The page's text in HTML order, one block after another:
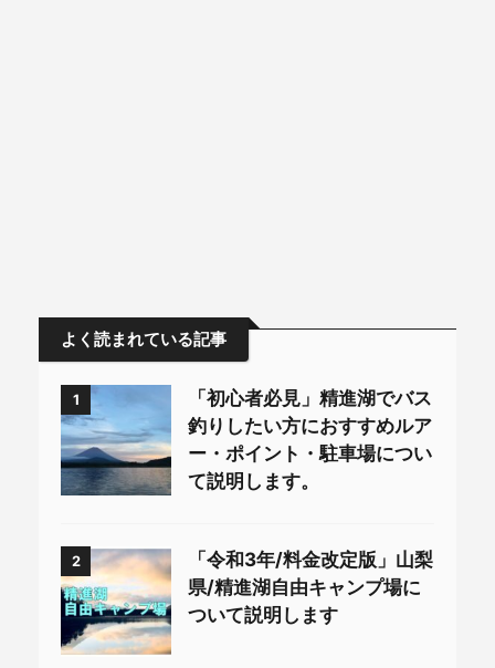
よく読まれている記事
1
「初心者必見」精進湖でバス
釣りしたい方におすすめルア
ー・ポイント・駐車場につい
て説明します。
2
「令和3年/料金改定版」山梨
県/精進湖自由キャンプ場に
ついて説明します